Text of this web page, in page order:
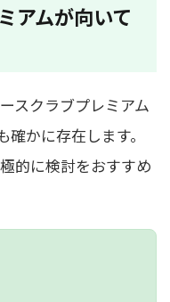
アムが向いて
スクラブプレミアム
かに存在します。
的に検討をおすすめ